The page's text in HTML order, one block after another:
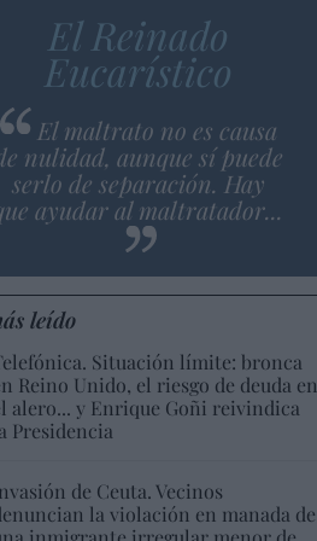
El Reinado
Eucarístico
El maltrato no es causa
nulidad, aunque sí puede
serlo de separación. Hay
ayudar al maltratador...
leído
Situación límite: bronca
Reino Unido, el riesgo de deuda en
alero... y Enrique Goñi reivindica
Presidencia
de Ceuta. Vecinos
la violación en manada de